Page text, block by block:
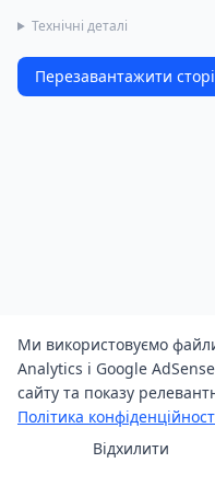
Технічні деталі
Перезавантажити
Ми використовуємо
Analytics і Google
сайту та показу
Політика
Відхилити